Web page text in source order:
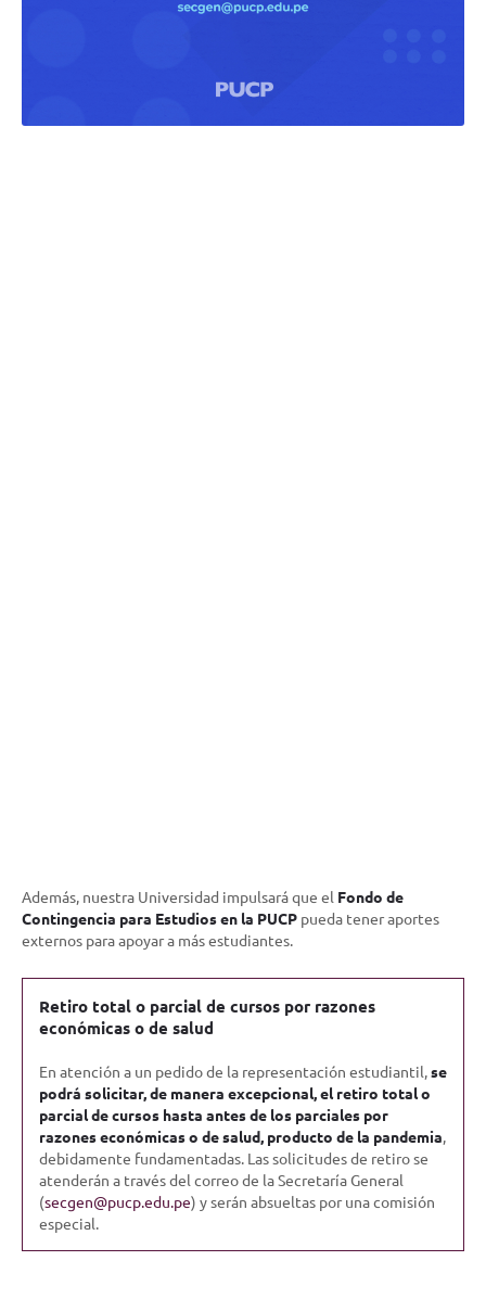
Además, nuestra Universidad impulsará que el Fondo de
Contingencia para Estudios en la PUCP pueda tener aportes
externos para apoyar a más estudiantes.
Retiro total o parcial de cursos por razones
económicas o de salud
En atención a un pedido de la representación estudiantil,se
podrá solicitar, de manera excepcional, el retiro total o
parcial de cursos hasta antes de los parciales por
razones económicas o de salud, producto de la pandemia,
debidamente fundamentadas. Las solicitudes de retiro se
atenderán a través del correo de la Secretaría General
(secgen@pucp.edu.pe) y serán absueltas por una comisión
especial.